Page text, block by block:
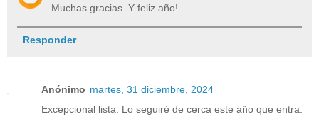
Muchas gracias. Y feliz año!
Responder
Anónimo martes, 31 diciembre, 2024
Excepcional lista. Lo seguiré de cerca este año que entra.